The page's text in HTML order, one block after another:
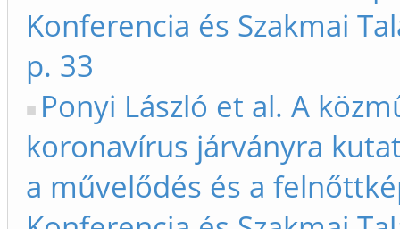
Konferencia és Szakmai
p. 33
Ponyi László et al. A
koronavírus járványra
a művelődés és a